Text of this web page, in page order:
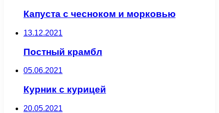
Капуста с чесноком и морковью
13.12.2021
Постный крамбл
05.06.2021
Курник с курицей
20.05.2021